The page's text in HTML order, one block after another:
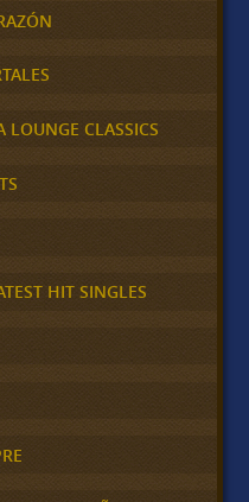
LOUNGE CLASSICS
HIT SINGLES